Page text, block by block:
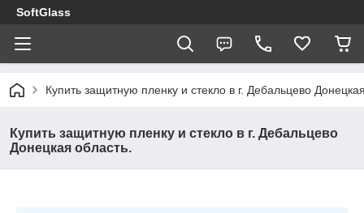
SoftGlass
Купить защитную пленку и стекло в г. Дебальцево
Купить защитную пленку и стекло в г. Дебальцево
Донецкая область.